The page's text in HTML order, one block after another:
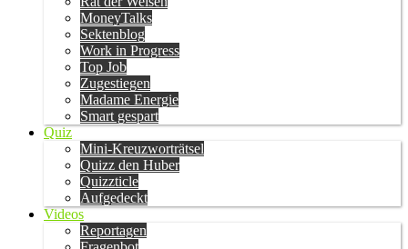
MoneyTalks
Sektenblog
Work in Progress
Top Job
Zugestiegen
Madame Energie
Smart gespart
Quiz
Mini-Kreuzworträtsel
Quizz den Huber
Quizzticle
Aufgedeckt
Videos
Reportagen